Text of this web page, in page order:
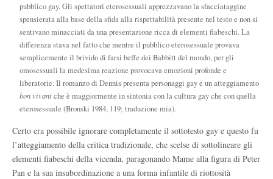
pubblico gay. Gli spettatori eterosessuali apprezzavano la sfacciataggine
spensierata alla base della sfida alla rispettabilità presente nel testo e non si
sentivano minacciati da una presentazione ricca di elementi fiabeschi. La
differenza stava nel fatto che mentre il pubblico eterosessuale provava
semplicemente il brivido di farsi beffe dei Babbitt del mondo, per gli
omosessuali la medesima reazione provocava emozioni profonde e
liberatorie. Il romanzo di Dennis presenta personaggi gay e un atteggiamento
bon vivantche è maggiormente in sintonia con la cultura gay che con quella
eterosessuale (Bronski 1984, 119; traduzione mia).
Certo era possibile ignorare completamente il sottotesto gay e questo fu
l’atteggiamento della critica tradizionale, che scelse di sottolineare gli
elementi fiabeschi della vicenda, paragonando Mame alla figura di Peter
Pan e la sua insubordinazione a una forma infantile di riottosità